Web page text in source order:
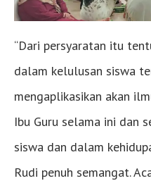
“Dari persyaratan itu
dalam kelulusan siswa
mengaplikasikan akan
Ibu Guru selama ini dan
siswa dan dalam
Rudi penuh semangat.